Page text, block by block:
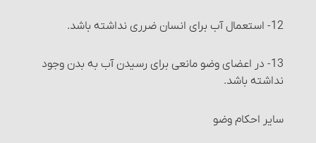
خیار شرط
خیار تدلیس
12- استعمال آب برای انسان ضرری نداشته باشد.
13- در اعضای وضو مانعی برای رسیدن آب به بدن وجود
نداشته باشد.
سایر احکام وضو